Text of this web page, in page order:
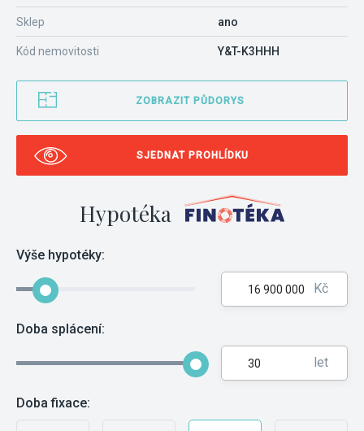
Sklep ano
Kód nemovitosti Y&T-K3HHH
ZOBRAZIT PŮDORYS
SJEDNAT PROHLÍDKU
Hypotéka
Výše hypotéky:
Kč
Doba splácení:
let
Doba fixace: